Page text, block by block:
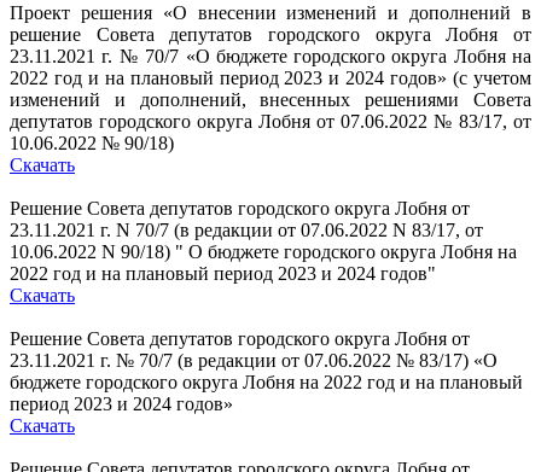
Проект решения «О внесении изменений и дополнений в
решение Совета депутатов городского округа Лобня от
23.11.2021 г. № 70/7 «О бюджете городского округа Лобня на
2022 год и на плановый период 2023 и 2024 годов» (с учетом
изменений и дополнений, внесенных решениями Совета
депутатов городского округа Лобня от 07.06.2022 № 83/17, от
10.06.2022 № 90/18)
Скачать
Решение Совета депутатов городского округа Лобня от
23.11.2021 г. N 70/7 (в редакции от 07.06.2022 N 83/17, от
10.06.2022 N 90/18) " О бюджете городского округа Лобня на
2022 год и на плановый период 2023 и 2024 годов"
Скачать
Решение Совета депутатов городского округа Лобня от
23.11.2021 г. № 70/7 (в редакции от 07.06.2022 № 83/17) «О
бюджете городского округа Лобня на 2022 год и на плановый
период 2023 и 2024 годов»
Скачать